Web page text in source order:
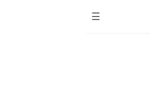
☰